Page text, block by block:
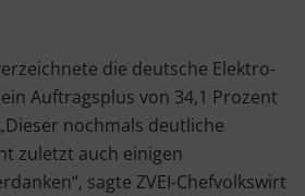
die deutsche Elektro-
Auftragsplus von 34,1 Prozent
nochmals deutliche
zuletzt auch einigen
sagte ZVEI-Chefvolkswirt